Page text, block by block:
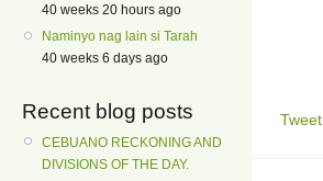
40 weeks 20 hours ago
Naminyo nag lain si Tarah
40 weeks 6 days ago
Recent blog posts
CEBUANO RECKONING AND
DIVISIONS OF THE DAY.
Tweet